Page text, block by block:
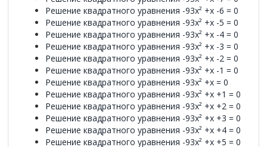
Решение квадратного уравнения -93x² +x -6 = 0
Решение квадратного уравнения -93x² +x -5 = 0
Решение квадратного уравнения -93x² +x -4 = 0
Решение квадратного уравнения -93x² +x -3 = 0
Решение квадратного уравнения -93x² +x -2 = 0
Решение квадратного уравнения -93x² +x -1 = 0
Решение квадратного уравнения -93x² +x = 0
Решение квадратного уравнения -93x² +x +1 = 0
Решение квадратного уравнения -93x² +x +2 = 0
Решение квадратного уравнения -93x² +x +3 = 0
Решение квадратного уравнения -93x² +x +4 = 0
Решение квадратного уравнения -93x² +x +5 = 0